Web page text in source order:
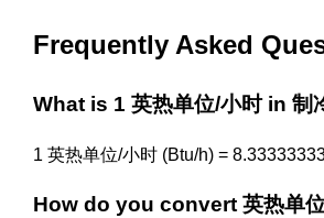
Frequently Asked
What is 1 英热单位/小时 in 制
1 英热单位/小时 (Btu/h) =
How do you convert 英热单